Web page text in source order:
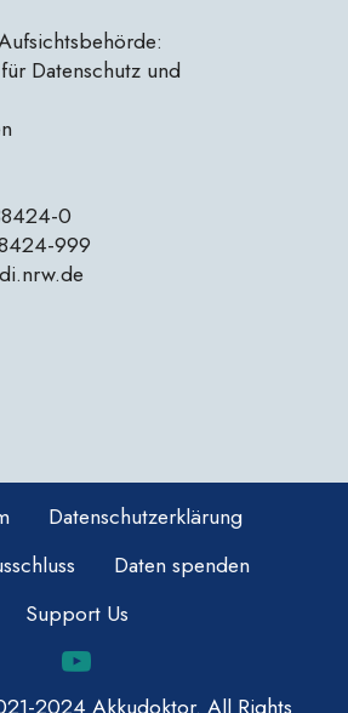
Datenschutz und
0
999
Datenschutzerklärung
Daten spenden
Support Us